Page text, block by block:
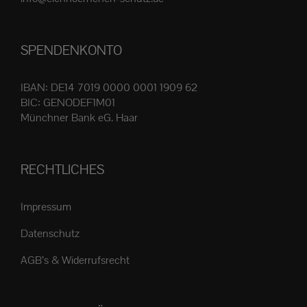
werden
SPENDENKONTO
IBAN: DE14 7019 0000 0001 1909 62
BIC: GENODEF1M01
Münchner Bank eG. Haar
RECHTLICHES
Impressum
Datenschutz
AGB’s & Widerrufsrecht